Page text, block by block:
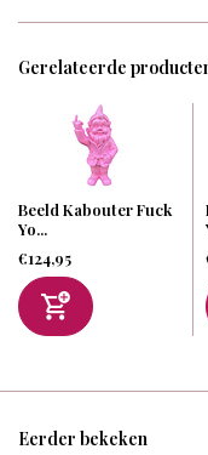
Gerelateerde
Beeld Kabouter Fuck
Yo...
€124,95
Eerder bekeken